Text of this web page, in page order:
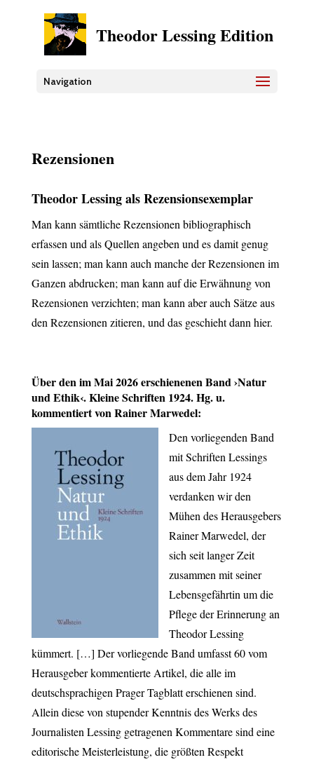
Theodor Lessing Edition
Navigation
Rezensionen
Theodor Lessing als Rezensionsexemplar
Man kann sämtliche Rezensionen bibliographisch
erfassen und als Quellen angeben und es damit genug
sein lassen; man kann auch manche der Rezensionen im
Ganzen abdrucken; man kann auf die Erwähnung von
Rezensionen verzichten; man kann aber auch Sätze aus
den Rezensionen zitieren, und das geschieht dann hier.
Über den im Mai 2026 erschienenen Band ›Natur
und Ethik‹. Kleine Schriften 1924. Hg. u.
kommentiert von Rainer Marwedel:
Den vorliegenden Band
mit Schriften Lessings
aus dem Jahr 1924
verdanken wir den
Mühen des Herausgebers
Rainer Marwedel, der
sich seit langer Zeit
zusammen mit seiner
Lebensgefährtin um die
Pflege der Erinnerung an
Theodor Lessing
kümmert. […] Der vorliegende Band umfasst 60 vom
Herausgeber kommentierte Artikel, die alle im
deutschsprachigen Prager Tagblatt erschienen sind.
Allein diese von stupender Kenntnis des Werks des
Journalisten Lessing getragenen Kommentare sind eine
editorische Meisterleistung, die größten Respekt